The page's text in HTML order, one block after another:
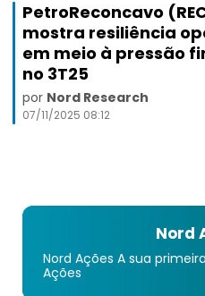
PetroReconcavo
mostra resiliência
em meio à pressão
no 3T25
por Nord Research
07/11/2025 08:12
Nord
Nord Ações A sua
Ações